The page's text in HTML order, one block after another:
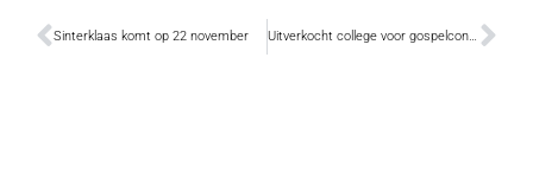
Sinterklaas komt op 22 november Uitverkocht college voor gospelconcerten met Lea Gilmore en 200-koppig koor